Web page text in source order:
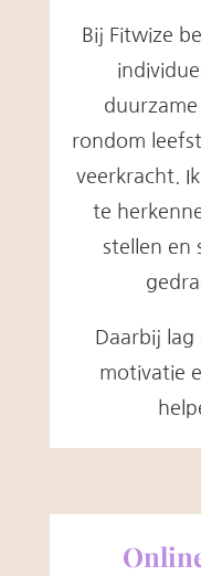
Bij Fitwize
rondom
veerkracht.
te
stellen en
Daarbij lag
motivatie